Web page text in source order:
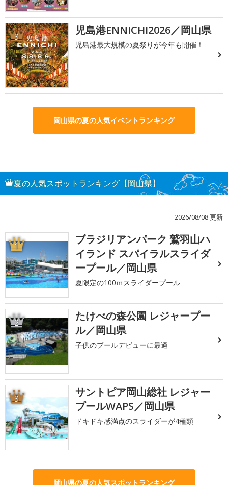
3 児島港ENNICHI2026／岡山県
児島港最大規模の夏祭りが今年も開催！
岡山県の夏の人気イベントランキング
夏の人気スポットランキング【岡山県】
2026/08/08 更新
1
ブラジリアンパーク 鷲羽山ハ
イランド スパイラルスライダ
ープール／岡山県
夏限定の100ｍスライダープール
2
たけべの森公園 レジャープー
ル／岡山県
子供のプールデビューに最適
3
サントピア岡山総社 レジャー
プールWAPS／岡山県
ドキドキ感満点のスライダーが4種類
岡山県の夏の人気スポットランキング